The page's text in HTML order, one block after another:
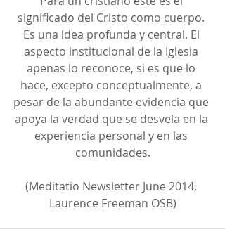
significado del Cristo como cuerpo.
Es una idea profunda y central. El
aspecto institucional de la Iglesia
apenas lo reconoce, si es que lo
hace, excepto conceptualmente, a
pesar de la abundante evidencia que
apoya la verdad que se desvela en la
experiencia personal y en las
comunidades.
(Meditatio Newsletter June 2014,
Laurence Freeman OSB)